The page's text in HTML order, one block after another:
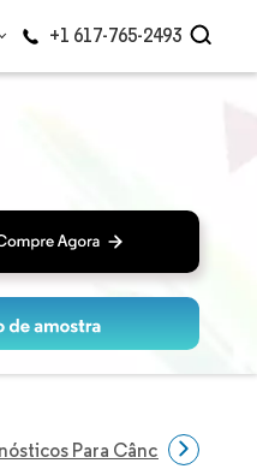
+1 617-765-2493
Para Câncer Renal